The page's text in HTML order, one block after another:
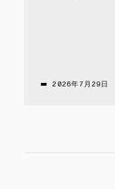
2026年7月29日